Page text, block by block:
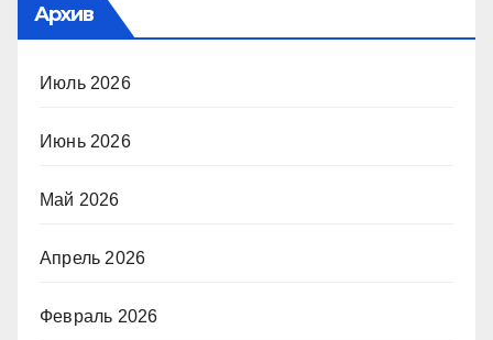
Архив
Июль 2026
Июнь 2026
Май 2026
Апрель 2026
Февраль 2026